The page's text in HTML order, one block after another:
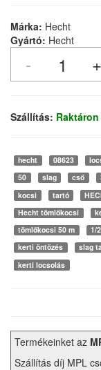
Márka: Hecht
Gyártó: Hecht
Szállítás:
hecht 08623
50
slag cső
kocsi
tartó
Hecht tömlőkocsi
tömlőkocsi 50 m
1/
kerti öntözés
slag
kerti locsolás
Termékeinket az
Szállítás díj MPL